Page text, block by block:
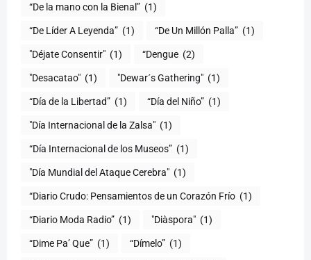
(1)
“De Líder A Leyenda” (1) “De Un Millón Palla” (1)
"Déjate Consentir" (1) “Dengue (2)
"Desacatao" (1) "Dewar´s Gathering" (1)
(1) “Día del Niño” (1)
"Día Internacional de la Zalsa" (1)
“Día Internacional de los Museos” (1)
"Día Mundial del Ataque Cerebra" (1)
“Diario Crudo: Pensamientos de un Corazón Frío (1)
“Diario Moda Radio” (1) (1)
“Dime Pa’ Que” (1) “Dímelo” (1)